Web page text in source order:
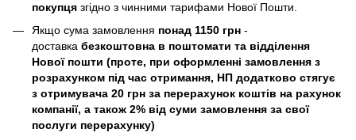
покупця згідно з чинними тарифами Нової Пошти.
Якщо сума замовлення понад 1150 грн -
доставка безкоштовна в поштомати та відділення
Нової пошти (проте, при оформленні замовлення з
розрахунком під час отримання, НП додатково стягує
з отримувача 20 грн за перерахунок коштів на рахунок
компанії, а також 2% від суми замовлення за свої
послуги перерахунку)